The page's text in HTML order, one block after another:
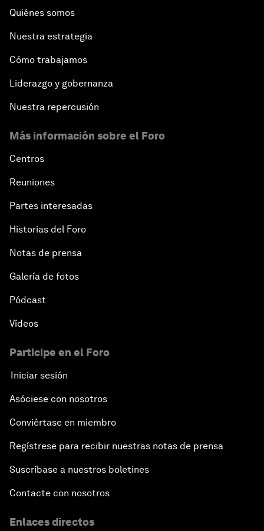
Quiénes somos
Nuestra estrategia
Cómo trabajamos
Liderazgo y gobernanza
Nuestra repercusión
Más información sobre el Foro
Centros
Reuniones
Partes interesadas
Historias del Foro
Notas de prensa
Galería de fotos
Pódcast
Vídeos
Participe en el Foro
Iniciar sesión
Asóciese con nosotros
Conviértase en miembro
Regístrese para recibir nuestras notas de prensa
Suscríbase a nuestros boletines
Contacte con nosotros
Enlaces directos